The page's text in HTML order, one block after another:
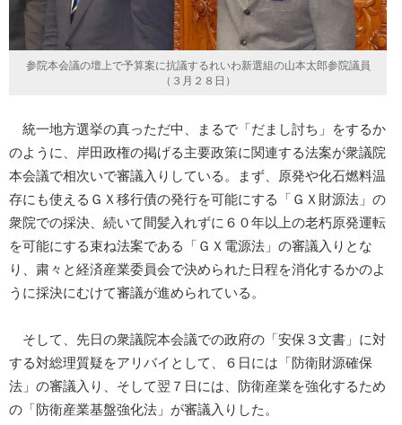
参院本会議の壇上で予算案に抗議するれいわ新選組の山本太郎参院議員
（３月２８日）
統一地方選挙の真っただ中、まるで「だまし討ち」をするか
のように、岸田政権の掲げる主要政策に関連する法案が衆議院
本会議で相次いで審議入りしている。まず、原発や化石燃料温
存にも使えるＧＸ移行債の発行を可能にする「ＧＸ財源法」の
衆院での採決、続いて間髪入れずに６０年以上の老朽原発運転
を可能にする束ね法案である「ＧＸ電源法」の審議入りとな
り、粛々と経済産業委員会で決められた日程を消化するかのよ
うに採決にむけて審議が進められている。
そして、先日の衆議院本会議での政府の「安保３文書」に対
する対総理質疑をアリバイとして、６日には「防衛財源確保
法」の審議入り、そして翌７日には、防衛産業を強化するため
の「防衛産業基盤強化法」が審議入りした。